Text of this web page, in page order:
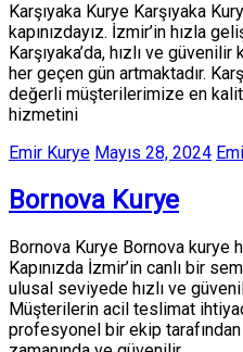
Karşıyaka Kurye Karşıyaka
kapınızdayız. İzmir’in hızla
Karşıyaka’da, hızlı ve
her geçen gün artmaktadır.
değerli müşterilerimize en
hizmetini
Emir Kurye Mayıs 28, 2024
Bornova Kurye
Bornova Kurye Bornova kurye
Kapınızda İzmir’in canlı bir
ulusal seviyede hızlı ve
Müşterilerin acil teslimat
profesyonel bir ekip